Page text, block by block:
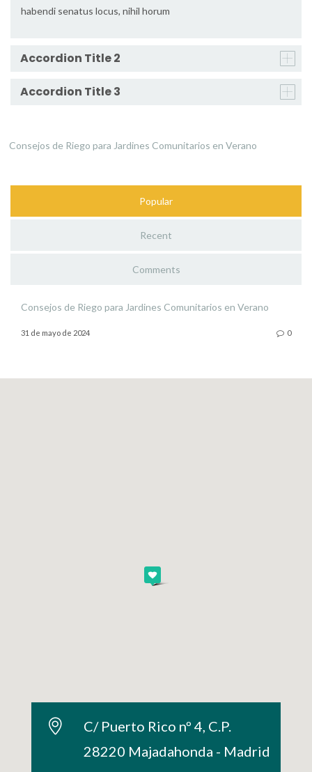
habendi senatus locus, nihil horum
Accordion Title 2
Accordion Title 3
Consejos de Riego para Jardines Comunitarios en Verano
Popular
Recent
Comments
Consejos de Riego para Jardines Comunitarios en Verano
31 de mayo de 2024 0
C/ Puerto Rico nº 4, C.P.
28220 Majadahonda - Madrid